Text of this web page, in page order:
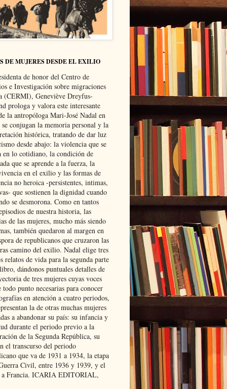
DE MUJERES DESDE EL EXILIO
de honor del Centro de
e Investigación sobre migraciones
(CERMI), Geneviève Dreyfus-
prologa y valora este interesante
la antropóloga Mari-José Nadal en
se conjugan la memoria personal y la
histórica, tratando de dar luz
desde abajo: la violencia que se
en lo cotidiano, la condición de
que se aprende a la fuerza, la
en el exilio y las formas de
no heroica -persistentes, intimas,
que sostienen la dignidad cuando
se desmorona. Como en tantos
de nuestra historia, las
de las mujeres, mucho más siendo
también quedaron al margen en
de republicanos que cruzaron las
camino del exilio. Nadal elige tres
relatos de vida para la segunda parte
dándonos puntuales detalles de
de tres mujeres cuyas voces
todo punto necesarias para conocer
en atención a cuatro periodos,
la de otras muchas mujeres
a abandonar su país: su infancia y
durante el periodo previo a la
de la Segunda República, su
el transcurso del periodo
que va de 1931 a 1934, la etapa
Civil, entre 1936 y 1939, y el
a Francia. ICARIA EDITORIAL,